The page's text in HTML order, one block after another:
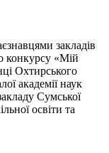
закладів
конкурсу «Мій
Охтирського
академії наук
Сумської
освіти та